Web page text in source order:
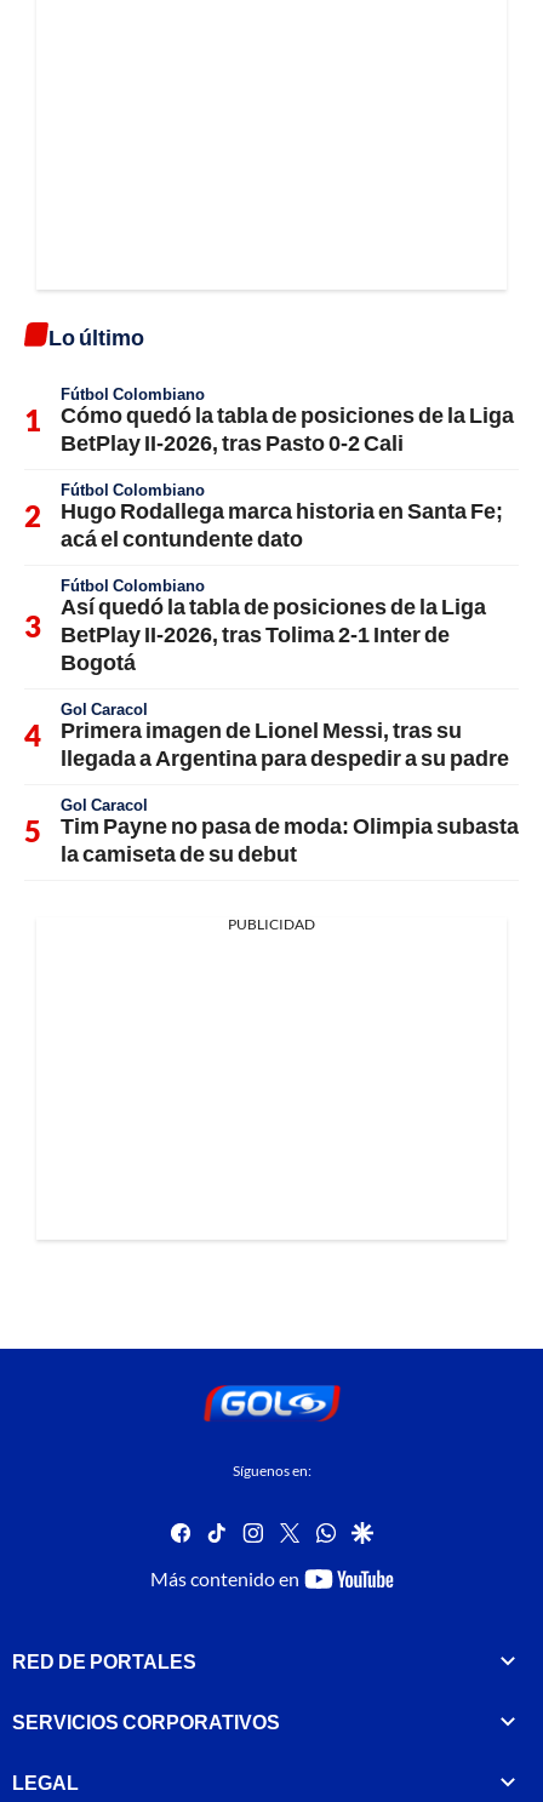
Lo último
Fútbol Colombiano
Cómo quedó la tabla de posiciones de la Liga
BetPlay II-2026, tras Pasto 0-2 Cali
Fútbol Colombiano
Hugo Rodallega marca historia en Santa Fe;
acá el contundente dato
Fútbol Colombiano
Así quedó la tabla de posiciones de la Liga
BetPlay II-2026, tras Tolima 2-1 Inter de
Bogotá
Gol Caracol
Primera imagen de Lionel Messi, tras su
llegada a Argentina para despedir a su padre
Gol Caracol
Tim Payne no pasa de moda: Olimpia subasta
la camiseta de su debut
PUBLICIDAD
Síguenos en:
facebook
tiktok instagram
twitterwhatsapp
google
Más contenido en
youtube-
RED DE PORTALES
SERVICIOS CORPORATIVOS
LEGAL